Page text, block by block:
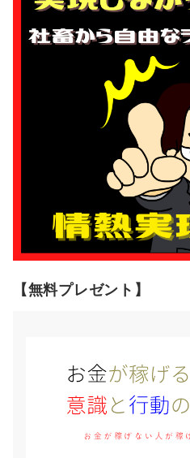
【無料プレゼント】